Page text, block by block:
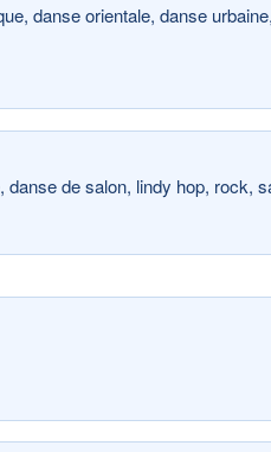
danse orientale, danse
de salon, lindy hop, rock,